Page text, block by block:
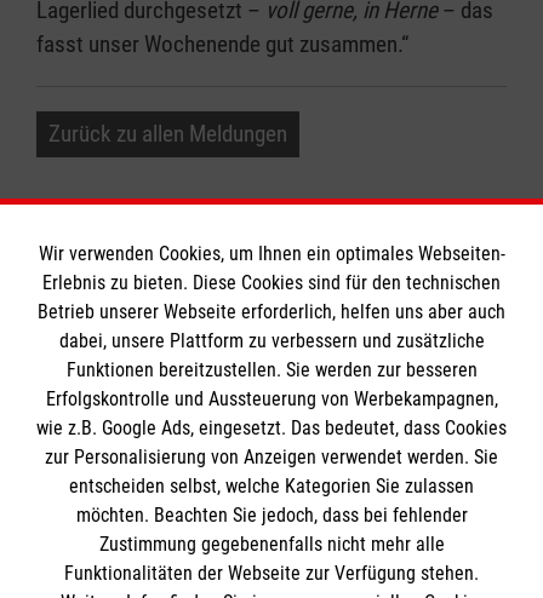
Lagerlied durchgesetzt – voll gerne, in Herne– das
fasst unser Wochenende gut zusammen.“
Zurück zu allen Meldungen
Informationen
Impressum
Datenschutz
Kontakt
Barrierefreiheit
Die Malteser
Malteser in Deutschland
Malteserorden
Spendenkonto
Wir verwenden Cookies, um Ihnen ein optimales Webseiten-
Erlebnis zu bieten. Diese Cookies sind für den technischen
Betrieb unserer Webseite erforderlich, helfen uns aber auch
dabei, unsere Plattform zu verbessern und zusätzliche
Funktionen bereitzustellen. Sie werden zur besseren
Erfolgskontrolle und Aussteuerung von Werbekampagnen,
wie z.B. Google Ads, eingesetzt. Das bedeutet, dass Cookies
zur Personalisierung von Anzeigen verwendet werden. Sie
entscheiden selbst, welche Kategorien Sie zulassen
möchten. Beachten Sie jedoch, dass bei fehlender
Zustimmung gegebenenfalls nicht mehr alle
Funktionalitäten der Webseite zur Verfügung stehen.